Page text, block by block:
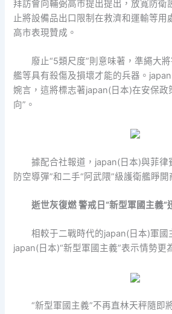
拜訪會向輔弼高市提出提出，放寬防衛
止將設備品出口限制在救濟和運輸等用
高市表現贊成。
廢止“5類尺度”則意味著，準繩大
艦等具有殺傷及損壞才能的兵器。
婉言，這將標志著japan(日本)在安保政
向”。
據配合社報道，japan(日本)與菲律
防空導彈”和二手“阿武隈”級護衛艦睜開
逝世灰復燃 警戒日“新型軍國主義”
相較于二戰時代的japan(日本)軍國
japan(日本)“新型軍國主義”表示情勢更
“新型軍國主義”不再直林天秤隨即